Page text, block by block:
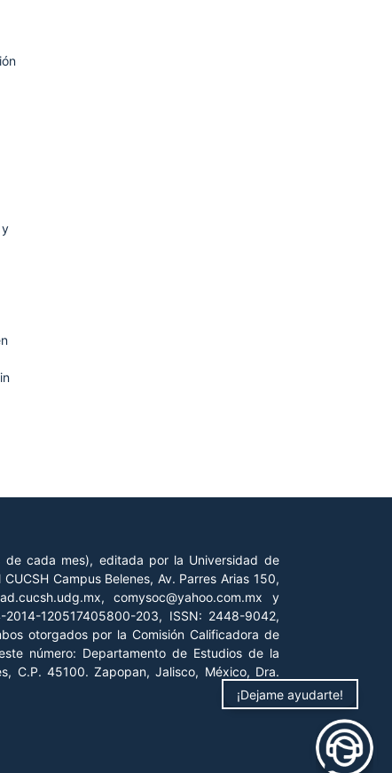
y
cada mes), editada por la Universidad de
Campus Belenes, Av. Parres Arias 150,
comysoc@yahoo.com.mx y
2014-120517405800-203, ISSN: 2448-9042,
otorgados por la Comisión Calificadora de
número: Departamento de Estudios de la
C.P. 45100. Zapopan, Jalisco, México, Dra.
¡Dejame ayudarte!